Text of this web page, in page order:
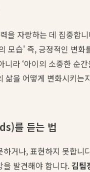
을 자랑하는 데 집중합
모습' 즉, 긍정적인 변
라 ‘아이의 소중한 순
삶을 어떻게 변화시키
를 듣는 법
거나, 표현하지 못합니
을 발견해야 합니다.김팀